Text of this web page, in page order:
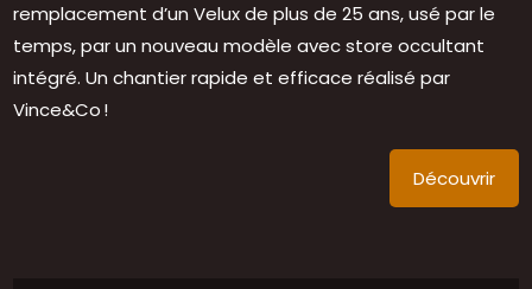
remplacement d’un Velux de plus de 25 ans, usé par le
temps, par un nouveau modèle avec store occultant
intégré. Un chantier rapide et efficace réalisé par
Vince&Co !
Découvrir